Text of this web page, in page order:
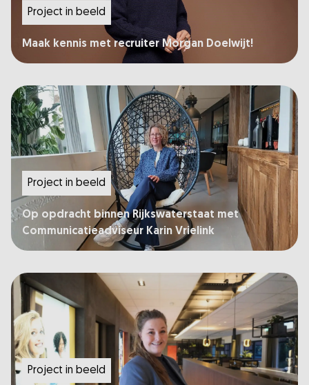
Project in beeld
Maak kennis met recruiter Morgan Doelwijt!
Project in beeld
Op opdracht binnen Rijkswaterstaat met
Communicatieadviseur Karin Vrielink
Project in beeld